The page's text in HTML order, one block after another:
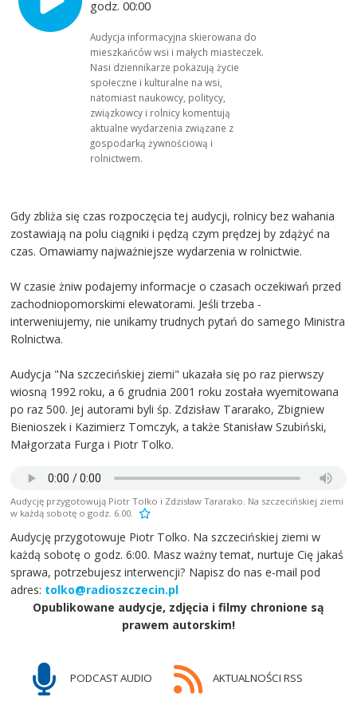
godz. 00:00
Audycja informacyjna skierowana do
mieszkańców wsi i małych miasteczek.
Nasi dziennikarze pokazują życie
społeczne i kulturalne na wsi,
natomiast naukowcy, politycy,
związkowcy i rolnicy komentują
aktualne wydarzenia związane z
gospodarką żywnościową i
rolnictwem.
Gdy zbliża się czas rozpoczęcia tej audycji, rolnicy bez wahania
zostawiają na polu ciągniki i pędzą czym prędzej by zdążyć na
czas. Omawiamy najważniejsze wydarzenia w rolnictwie.
W czasie żniw podajemy informacje o czasach oczekiwań przed
zachodniopomorskimi elewatorami. Jeśli trzeba -
interweniujemy, nie unikamy trudnych pytań do samego Ministra
Rolnictwa.
Audycja "Na szczecińskiej ziemi" ukazała się po raz pierwszy
wiosną 1992 roku, a 6 grudnia 2001 roku została wyemitowana
po raz 500. Jej autorami byli śp. Zdzisław Tararako, Zbigniew
Bienioszek i Kazimierz Tomczyk, a także Stanisław Szubiński,
Małgorzata Furga i Piotr Tolko.
Audycję przygotowują Piotr Tolko i Zdzisław Tararako. Na szczecińskiej ziemi
w każdą sobotę o godz. 6.00.
Audycję przygotowuje Piotr Tolko. Na szczecińskiej ziemi w
każdą sobotę o godz. 6:00. Masz ważny temat, nurtuje Cię jakaś
sprawa, potrzebujesz interwencji? Napisz do nas e-mail pod
adres: tolko@radioszczecin.pl
Opublikowane audycje, zdjęcia i filmy chronione są
prawem autorskim!
PODCAST AUDIO AKTUALNOŚCI RSS